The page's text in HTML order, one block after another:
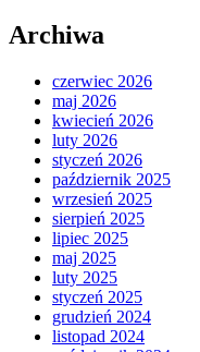
Archiwa
czerwiec 2026
maj 2026
kwiecień 2026
luty 2026
styczeń 2026
październik 2025
wrzesień 2025
sierpień 2025
lipiec 2025
maj 2025
luty 2025
styczeń 2025
grudzień 2024
listopad 2024